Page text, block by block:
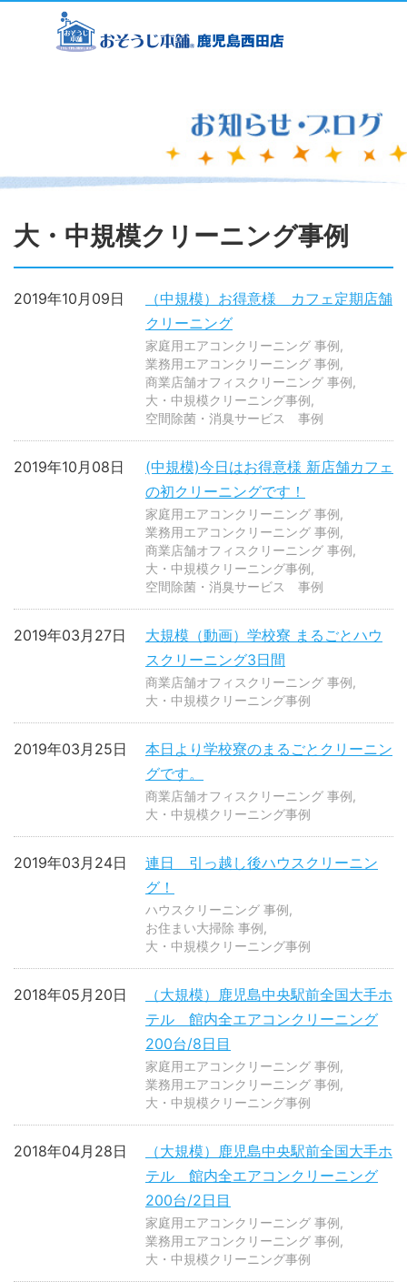
大・中規模クリーニング事例
（中規模）お得意様 カフェ定期店舗
クリーニング
2019年10月09日
家庭用エアコンクリーニング 事例
業務用エアコンクリーニング 事例
商業店舗オフィスクリーニング 事例
大・中規模クリーニング事例
空間除菌・消臭サービス 事例
(中規模)今日はお得意様 新店舗カフェ
の初クリーニングです！
2019年10月08日
家庭用エアコンクリーニング 事例
業務用エアコンクリーニング 事例
商業店舗オフィスクリーニング 事例
大・中規模クリーニング事例
空間除菌・消臭サービス 事例
大規模（動画）学校寮 まるごとハウ
スクリーニング3日間
2019年03月27日
商業店舗オフィスクリーニング 事例
大・中規模クリーニング事例
本日より学校寮のまるごとクリーニン
グです。
2019年03月25日
商業店舗オフィスクリーニング 事例
大・中規模クリーニング事例
連日 引っ越し後ハウスクリーニン
グ！
2019年03月24日
ハウスクリーニング 事例
お住まい大掃除 事例
大・中規模クリーニング事例
（大規模）鹿児島中央駅前全国大手ホ
テル 館内全エアコンクリーニング
200台/8日目
2018年05月20日
家庭用エアコンクリーニング 事例
業務用エアコンクリーニング 事例
大・中規模クリーニング事例
（大規模）鹿児島中央駅前全国大手ホ
テル 館内全エアコンクリーニング
200台/2日目
2018年04月28日
家庭用エアコンクリーニング 事例
業務用エアコンクリーニング 事例
大・中規模クリーニング事例